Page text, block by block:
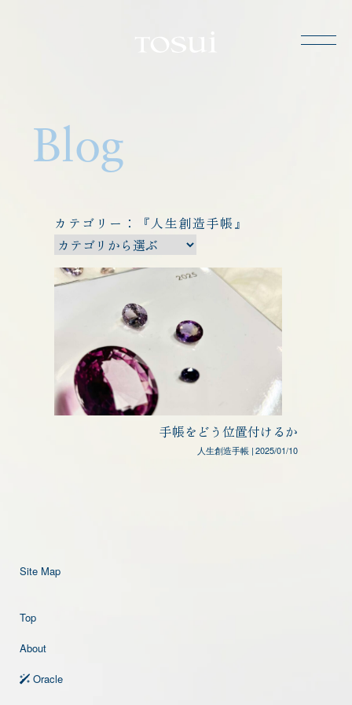
Blog
カテゴリー：『人生創造手帳』
手帳をどう位置付けるか
人生創造手帳 |2025/01/10
Site Map
Top
About
Oracle